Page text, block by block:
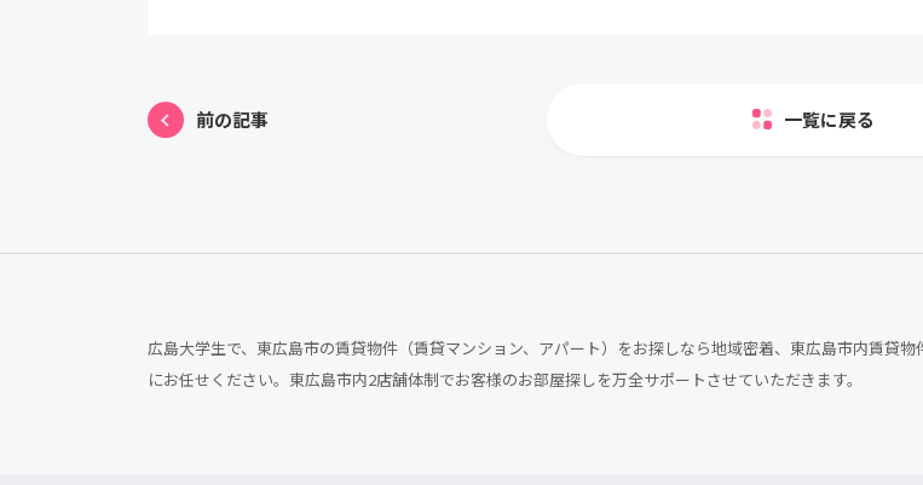
前の記事 一覧に戻る
広島大学生で、東広島市の賃貸物件（賃貸マンション、アパート）をお探しなら地域密着、東広島市内賃貸
にお任せください。東広島市内2店舗体制でお客様のお部屋探しを万全サポートさせていただきます。